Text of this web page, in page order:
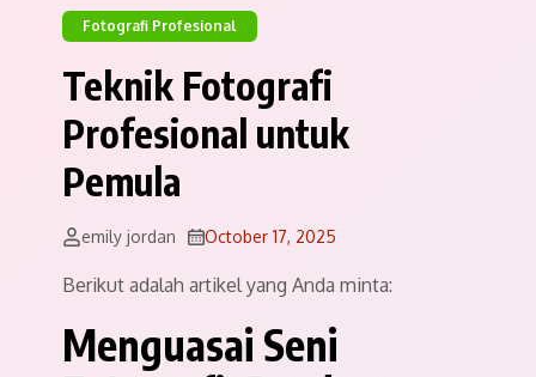
Fotografi Profesional
Teknik Fotografi
Profesional untuk
Pemula
emily jordan October 17, 2025
Berikut adalah artikel yang Anda minta:
Menguasai Seni